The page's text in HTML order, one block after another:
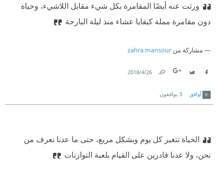
ورثت عنه أيضًا المقامرة بكل شيء مقابل اللاشيء، وحياة
دون مقامرة مملة كبقايا عشاء منذ ليلة البارحة
مشاركة من zahra mansour
26‏/4‏/2018
أوافق 3 يوافقون
الحياة تتغير كل يوم وبشكل مريع، حتى ما عدنا نعرف من
نحن، ولا عدنا قادرين على القيام بلعبة التوازنات